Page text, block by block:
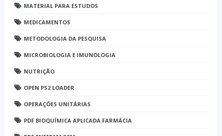
MATERIAL PARA ESTUDOS
MEDICAMENTOS
METODOLOGIA DA PESQUISA
MICROBIOLOGIA E IMUNOLOGIA
NUTRIÇÃO
OPEN PS2 LOADER
OPERAÇÕES UNITÁRIAS
PDF BIOQUÍMICA APLICADA FARMÁCIA